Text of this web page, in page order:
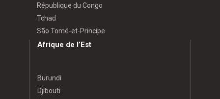
République du Congo
Tchad
São Tomé-et-Principe
Afrique de l’Est
Burundi
Djibouti